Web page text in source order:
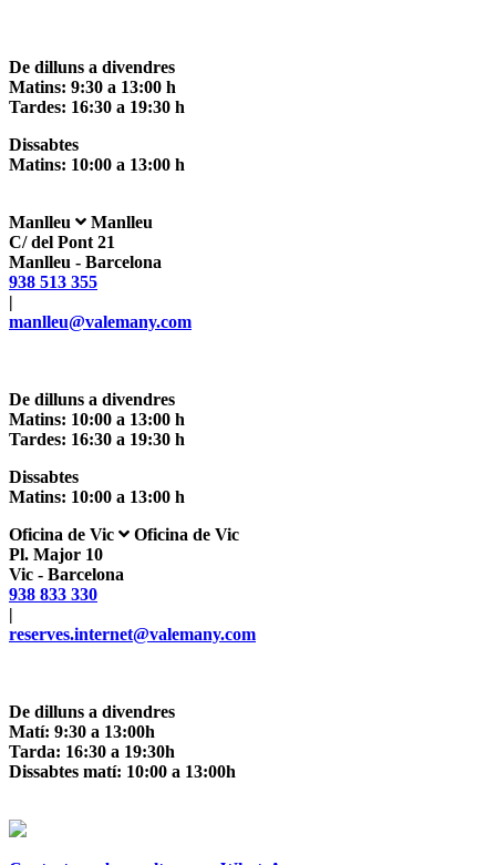
De dilluns a divendres
Matins: 9:30 a 13:00 h
Tardes: 16:30 a 19:30 h
Dissabtes
Matins: 10:00 a 13:00 h
Manlleu
Manlleu
C/ del Pont 21
Manlleu - Barcelona
938 513 355
|
manlleu@valemany.com
De dilluns a divendres
Matins: 10:00 a 13:00 h
Tardes: 16:30 a 19:30 h
Dissabtes
Matins: 10:00 a 13:00 h
Oficina de Vic
Oficina de Vic
Pl. Major 10
Vic - Barcelona
938 833 330
|
reserves.internet@valemany.com
De dilluns a divendres
Matí: 9:30 a 13:00h
Tarda: 16:30 ­a 19:30h
Dissabtes matí: 10:00 ­a 13:00h